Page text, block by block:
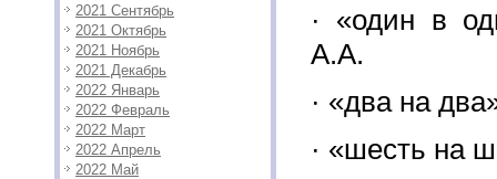
2021 Сентябрь
2021 Октябрь
2021 Ноябрь
2021 Декабрь
2022 Январь
2022 Февраль
2022 Март
2022 Апрель
2022 Май
· «один в
А.А.
· «два на
· «шесть на